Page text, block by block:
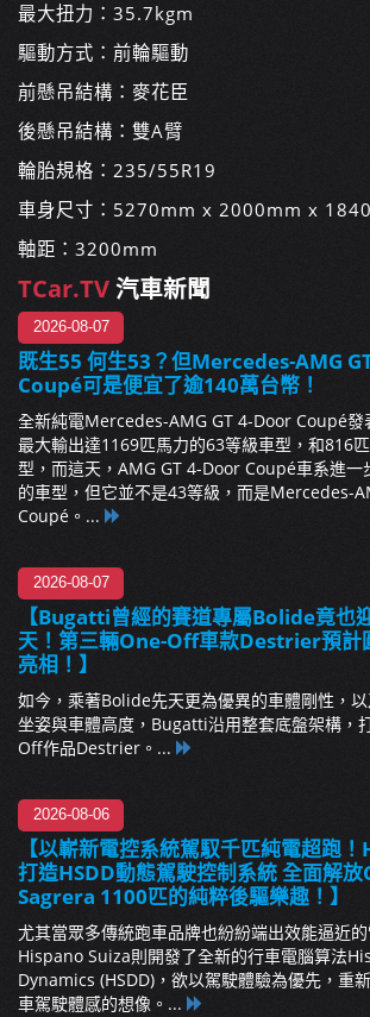
最大扭力：35.7kgm
驅動方式：前輪驅動
前懸吊結構：麥花臣
後懸吊結構：雙A臂
輪胎規格：235/55R19
車身尺寸：5270mm x 2000mm x
軸距：3200mm
TCar.TV汽車新聞
2026-08-07
既生55 何生53？但Mercedes-AMG
Coupé可是便宜了逾140萬台幣！
全新純電Mercedes-AMG GT 4-Door Coupé發
最大輸出達1169匹馬力的63等級車型，和816
型，而這天，AMG GT 4-Door Coupé車系進一
的車型，但它並不是43等級，而是Mercedes-
Coupé。...
2026-08-07
【Bugatti曾經的賽道專屬Bolide竟也
天！第三輛One-Off車款Destrier預計
亮相！】
如今，乘著Bolide先天更為優異的車體剛性，
坐姿與車體高度，Bugatti沿用整套底盤架構，
Off作品Destrier。...
2026-08-06
【以嶄新電控系統駕馭千匹純電超跑
打造HSDD動態駕駛控制系統 全面解
Sagrera 1100匹的純粹後驅樂趣！】
尤其當眾多傳統跑車品牌也紛紛端出效能逼近的
Hispano Suiza則開發了全新的行車電腦算法
Dynamics (HSDD)，欲以駕駛體驗為優先，重
車駕駛體感的想像。...